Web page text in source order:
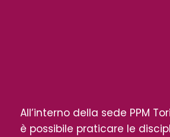
All’interno della sede PPM
è possibile praticare le